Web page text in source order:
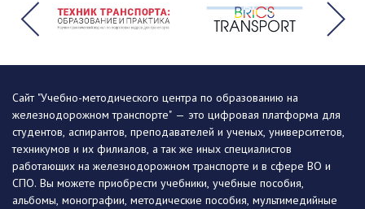
Сайт "Учебно-методического центра по образованию на
железнодорожном транспорте" — это цифровая платформа для
студентов, аспирантов, преподавателей и ученых, университетов,
техникумов и их филиалов, а так же иных специалистов
работающих на железнодорожном транспорте и в сфере ВО и
СПО. Вы можете приобрести учебники, учебные пособия,
альбомы, монографии, методические пособия, мультимедийные